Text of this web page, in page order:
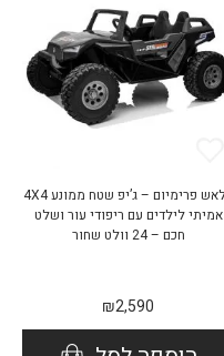
קלאש פרימיום – ג’יפ שטח ממונע 4X4
אמיתי לילדים עם ריפודי עור ושלט
חכם – 24 וולט שחור
₪2,590